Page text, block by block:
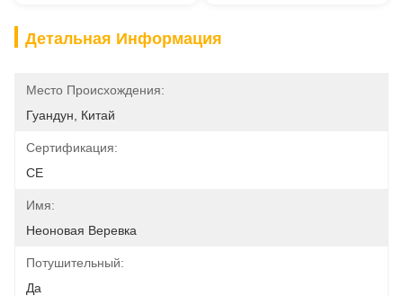
Детальная Информация
Место Происхождения:
Гуандун, Китай
Сертификация:
CE
Имя:
Неоновая Веревка
Потушительный:
Да